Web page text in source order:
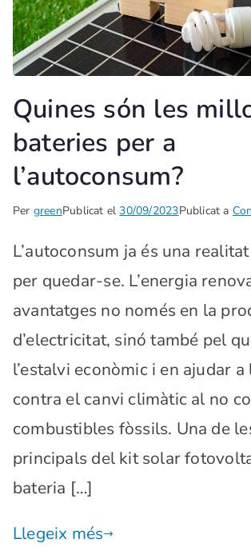
Quines són les
bateries per a
l’autoconsum?
Per greenPublicat el30/09/2023Publicat a
L’autoconsum ja és una
per quedar-se. L’energia
avantatges no només en la
d’electricitat, sinó també pel
l’estalvi econòmic i en ajudar
contra el canvi climàtic al no
combustibles fòssils. Una de
principals del kit solar
bateria […]
Llegeix més